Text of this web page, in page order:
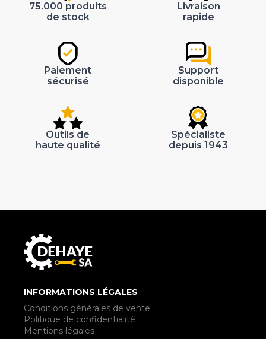
75.000 produits
de stock
Livraison
rapide
Paiement
sécurisé
Support
disponible
Outils de
haute qualité
Spécialiste
depuis 1943
INFORMATIONS LÉGALES
Conditions générales de vente
Politique de confidentialité
Mentions légales